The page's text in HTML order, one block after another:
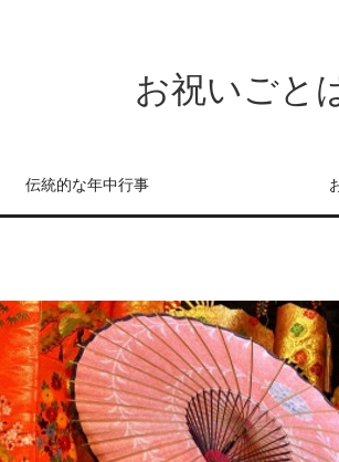
お祝いごと
伝統的な年中行事